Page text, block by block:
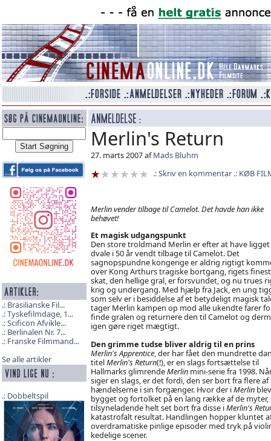
Brasilianske Fil...
Tyskefilmdage, 1...
Scificon Afvikle...
Berlinalen Nr. 7...
Franske Filmmand...
Se alle artikler
Dobbeltspil
Merlin's Return
27. marts 2007 afMads Bluhm
Skriv en kommentar
KØB
Merlin vender tilbage til Camelot. Det havde han ikke
behøvet!
Et magisk udgangspunkt
Den store troldmand Merlin er efter at have ligget
dvale i 50 år vendt tilbage til Camelot. Det
sagnopspundne kongerige er aldrig rigtigt
over Kong Arthurs tragiske bortgang, rigets
skat, den hellige gral, er forsvundet, og nu trues
krig og undergang. Med hjælp fra Jack, en ung
som selv er i besiddelse af et betydeligt magisk
tager Merlin kampen op mod alle ukendte farer
finde gralen og returnere den til Camelot og
igen gøre riget mægtigt.
Den grimme tudse bliver aldrig til en prins
Merlin's Apprentice, der har fået den mundrette
titelMerlin's Return(!), er en slags fortsættelse til
Hallmarks glimrendeMerlinmini-serie fra 1998.
siger en slags, er det fordi, den ser bort fra flere af
hændelserne i sin forgænger. Hvor der iMerlinblev
bygget og fortolket på en lang række af de
tilsyneladende helt set bort fra disse iMerlin's
katastrofalt resultat. Handlingen hopper kluntet
overdramatiske pinlige episoder med tryk på
kedelige scener.